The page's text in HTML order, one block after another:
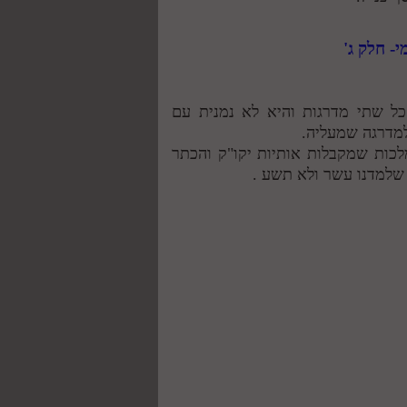
שתי מדרגות והיא לא נמנית עם
שמעליה.
שמקבלות אותיות יקו"ק והכתר
שלמדנו עשר ולא תשע .